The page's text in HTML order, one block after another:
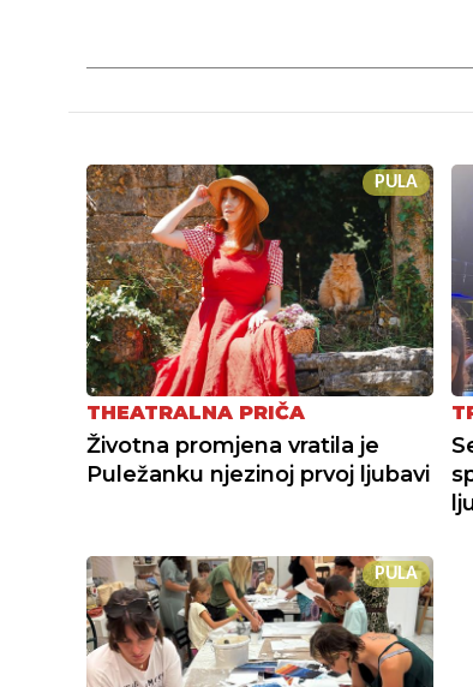
PULA
THEATRALNA PRIČA
Životna promjena vratila je
Puležanku njezinoj prvoj ljubavi
PULA